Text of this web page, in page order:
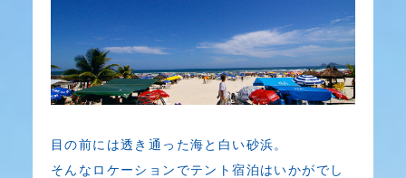
目の前には透き通った海と白い砂浜。
そんなロケーションでテント宿泊はいかがでし